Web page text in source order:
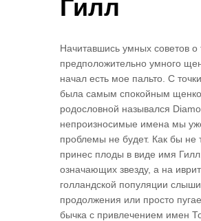
Гилл
Начитавшись умных советов о
предположительно умного
начал есть мое пальто. С
была самым спокойным
родословной назывался
непроизносимые имена мы
проблемы не будет. Как бы не
принес плоды в виде имя
означающих звезду, а на
голландской популяции
продолжения или просто
бычка с привлечением имен